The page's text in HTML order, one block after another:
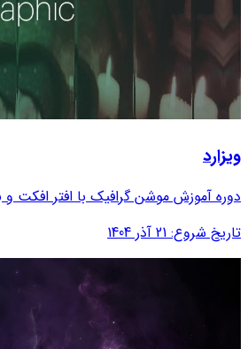
ویزارد
دوره آموزش موشن گرافیک با افتر افکت و
تاریخ شروع: 21 آذر 1404